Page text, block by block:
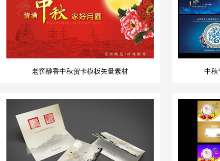
老窖醇香中秋贺卡模板矢量素材 中秋